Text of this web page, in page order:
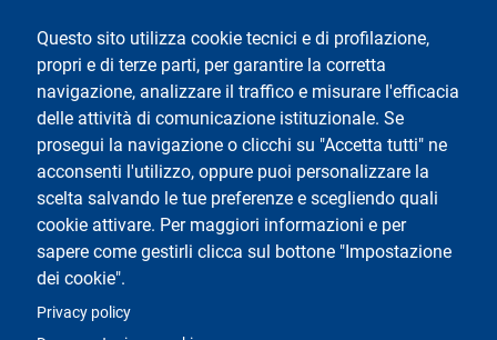
Questo sito utilizza cookie tecnici e di profilazione,
propri e di terze parti, per garantire la corretta
navigazione, analizzare il traffico e misurare l'efficacia
delle attività di comunicazione istituzionale. Se
prosegui la navigazione o clicchi su "Accetta tutti" ne
acconsenti l'utilizzo, oppure puoi personalizzare la
scelta salvando le tue preferenze e scegliendo quali
cookie attivare. Per maggiori informazioni e per
sapere come gestirli clicca sul bottone "Impostazione
dei cookie".
Privacy policy
Testo
Università degli Studi di Milano
Via Festa del Perdono 7 - 20122 Milano
Tel: +39 02 5032 5032
InformaStudenti
Posta Elettronica Certificata
C.F. 80012650158 - P.I. 03064870151
Codice LEI
Logo